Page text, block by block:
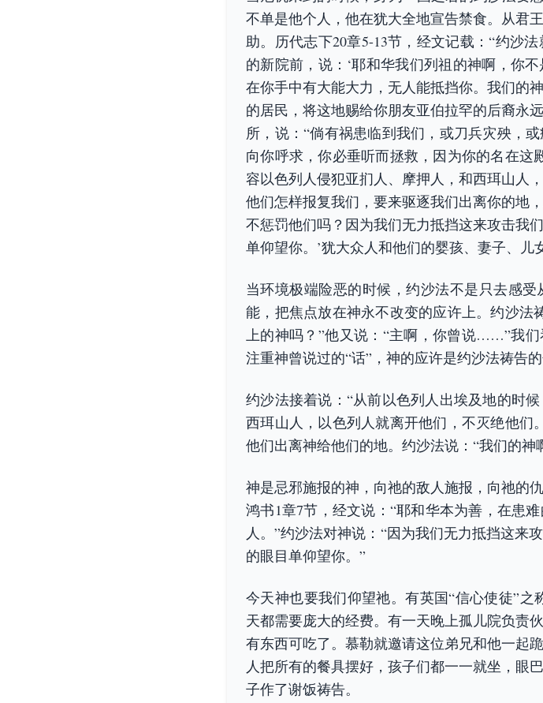
不单是他个人，他在犹大全地宣告禁食。从君
助。历代志下20章5-13节，经文记载：“约沙
的新院前，说：‘耶和华我们列祖的神啊，你
在你手中有大能大力，无人能抵挡你。我们的
的居民，将这地赐给你朋友亚伯拉罕的后裔永
所，说：“倘有祸患临到我们，或刀兵灾殃，
向你呼求，你必垂听而拯救，因为你的名在这
容以色列人侵犯亚扪人、摩押人，和西珥山人
他们怎样报复我们，要来驱逐我们出离你的地
不惩罚他们吗？因为我们无力抵挡这来攻击我
单仰望你。’犹大众人和他们的婴孩、妻子、儿
当环境极端险恶的时候，约沙法不是只去感
能，把焦点放在神永不改变的应许上。约沙法
上的神吗？”他又说：“主啊，你曾说……”我
注重神曾说过的“话”，神的应许是约沙法祷告的
约沙法接着说：“从前以色列人出埃及地的时
西珥山人，以色列人就离开他们，不灭绝他们
他们出离神给他们的地。约沙法说：“我们的神
神是忌邪施报的神，向祂的敌人施报，向祂的
鸿书1章7节，经文说：“耶和华本为善，在患
人。”约沙法对神说：“因为我们无力抵挡这来
的眼目单仰望你。”
今天神也要我们仰望祂。有英国“信心使徒”
天都需要庞大的经费。有一天晚上孤儿院负责
有东西可吃了。慕勒就邀请这位弟兄和他一起
人把所有的餐具摆好，孩子们都一一就坐，眼
子作了谢饭祷告。